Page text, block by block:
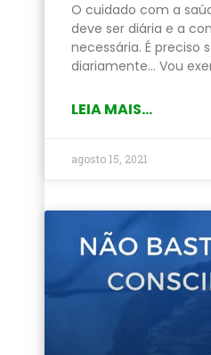
O cuidado com a
deve ser diária e a
necessária. É preciso
diariamente… Vou
LEIA MAIS...
agosto 15, 2021